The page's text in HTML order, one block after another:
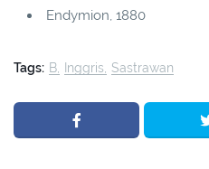
Endymion, 1880
Tags: B Inggris Sastrawan